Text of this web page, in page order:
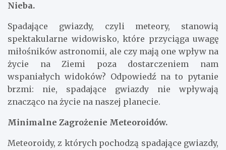
Nieba.
Spadające gwiazdy, czyli meteory, stanowią
spektakularne widowisko, które przyciąga uwagę
miłośników astronomii, ale czy mają one wpływ na
życie na Ziemi poza dostarczeniem nam
wspaniałych widoków? Odpowiedź na to pytanie
brzmi: nie, spadające gwiazdy nie wpływają
znacząco na życie na naszej planecie.
Minimalne Zagrożenie Meteoroidów.
Meteoroidy, z których pochodzą spadające gwiazdy,